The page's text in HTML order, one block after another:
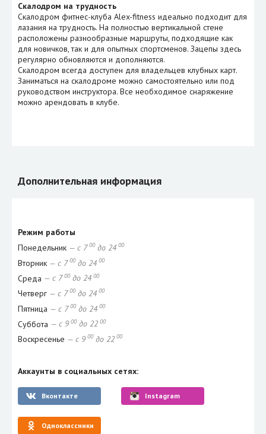
Скалодром на трудность
Скалодром фитнес-клуба Alex-fitness идеально подходит для
лазания на трудность. На полностью вертикальной стене
расположены разнообразные маршруты, подходящие как
для новичков, так и для опытных спортсменов. Зацепы здесь
регулярно обновляются и дополняются.
Скалодром всегда доступен для владельцев клубных карт.
Заниматься на скалодроме можно самостоятельно или под
руководством инструктора. Все необходимое снаряжение
можно арендовать в клубе.
Дополнительная информация
Режим работы
Понедельник — с 7 00до 24 00
Вторник — с 7 00до 24 00
Среда — с 7 00до 24 00
Четверг — с 7 00до 24 00
Пятница — с 7 00до 24 00
Суббота — с 9 00до 22 00
Воскресенье — с 9 00до 22 00
Аккаунты в социальных сетях:
Вконтакте Instagram
Одноклассники